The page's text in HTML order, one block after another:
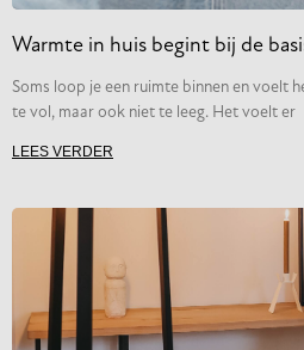
Warmte in huis begint bij de
Soms loop je een ruimte binnen en voelt
te vol, maar ook niet te leeg. Het voelt er
LEES VERDER